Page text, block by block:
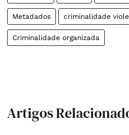
Metadados criminalidade
Criminalidade organizada
Artigos